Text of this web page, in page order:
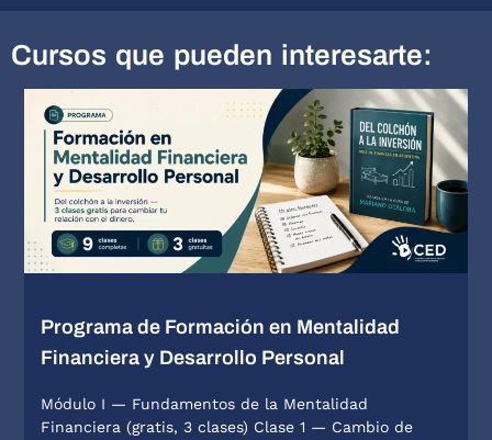
Cursos que pueden interesarte:
Programa de Formación en Mentalidad
Financiera y Desarrollo Personal
Módulo I — Fundamentos de la Mentalidad
Financiera (gratis, 3 clases) Clase 1 — Cambio de